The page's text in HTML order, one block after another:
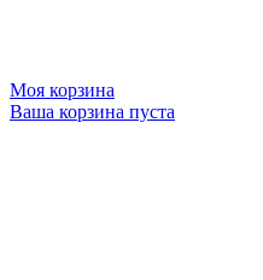
Моя корзина
Ваша корзина пуста